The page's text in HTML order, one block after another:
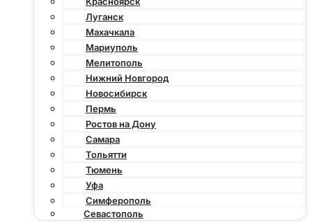
Луганск
Махачкала
Мариуполь
Мелитополь
Нижний Новгород
Новосибирск
Пермь
Ростов на Дону
Самара
Тольятти
Тюмень
Уфа
Симферополь
Севастополь